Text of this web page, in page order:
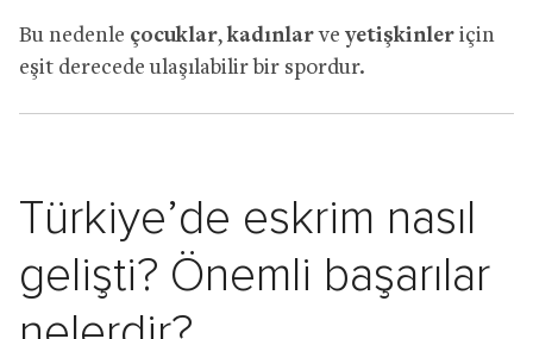
Bu nedenle çocuklar, kadınlarve yetişkinler için
eşit derecede ulaşılabilir bir spordur.
Türkiye’de eskrim nasıl
gelişti? Önemli başarılar